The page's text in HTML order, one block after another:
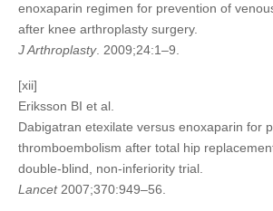
enoxaparin regimen for prevention of
after knee arthroplasty surgery.
J Arthroplasty. 2009;24:1–9.
[xii]
Eriksson BI et al.
Dabigatran etexilate versus enoxaparin for
thromboembolism after total hip
double-blind, non-inferiority trial.
Lancet2007;370:949–56.